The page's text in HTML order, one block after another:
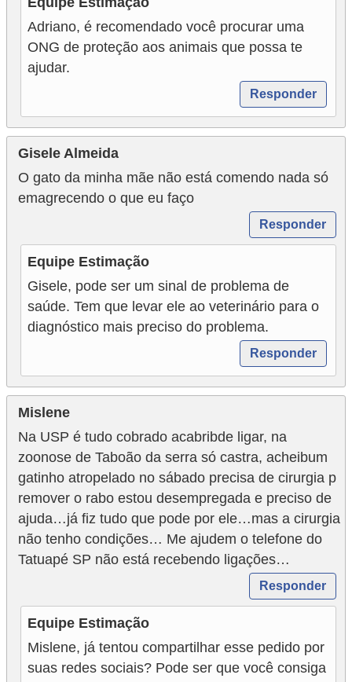
Adriano, é recomendado você procurar uma
ONG de proteção aos animais que possa te
ajudar.
Responder
Gisele Almeida
O gato da minha mãe não está comendo nada só
emagrecendo o que eu faço
Responder
Equipe Estimação
Gisele, pode ser um sinal de problema de
saúde. Tem que levar ele ao veterinário para o
diagnóstico mais preciso do problema.
Responder
Mislene
Na USP é tudo cobrado acabribde ligar, na
zoonose de Taboão da serra só castra, acheibum
gatinho atropelado no sábado precisa de cirurgia p
remover o rabo estou desempregada e preciso de
ajuda…já fiz tudo que pode por ele…mas a cirurgia
não tenho condições… Me ajudem o telefone do
Tatuapé SP não está recebendo ligações…
Responder
Equipe Estimação
Mislene, já tentou compartilhar esse pedido por
suas redes sociais? Pode ser que você consiga